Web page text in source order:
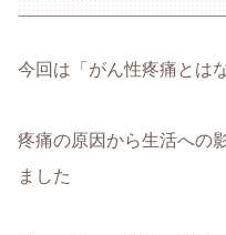
今回は「がん性疼痛とは
疼痛の原因から生活への
ました